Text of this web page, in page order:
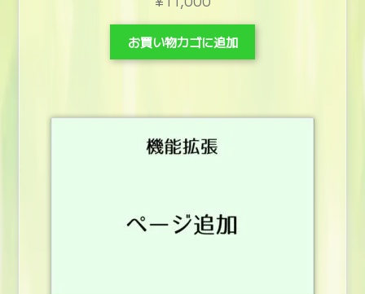
お買い物カゴに追加